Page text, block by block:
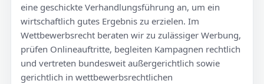
eine geschickte Verhandlungsführung an, um ein
wirtschaftlich gutes Ergebnis zu erzielen. Im
Wettbewerbsrecht beraten wir zu zulässiger Werbung,
prüfen Onlineauftritte, begleiten Kampagnen rechtlich
und vertreten bundesweit außergerichtlich sowie
gerichtlich in wettbewerbsrechtlichen